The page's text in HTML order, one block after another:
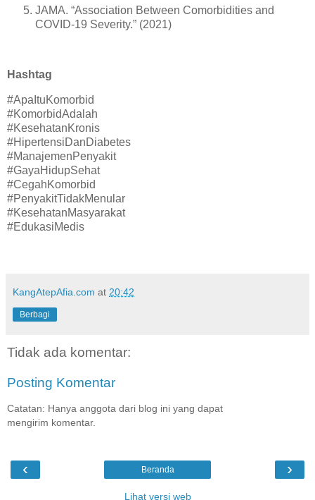
JAMA. “Association Between Comorbidities and
COVID-19 Severity.” (2021)
Hashtag
#ApaItuKomorbid
#KomorbidAdalah
#KesehatanKronis
#HipertensiDanDiabetes
#ManajemenPenyakit
#GayaHidupSehat
#CegahKomorbid
#PenyakitTidakMenular
#KesehatanMasyarakat
#EdukasiMedis
KangAtepAfia.com at 20:42
Berbagi
Tidak ada komentar:
Posting Komentar
Catatan: Hanya anggota dari blog ini yang dapat
mengirim komentar.
‹ ›
Beranda
Lihat versi web